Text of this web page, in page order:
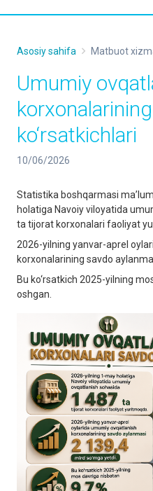
Asosiy sahifa Matbuot
Umumiy
ko‘rsatkichlari
10/06/2026
Statistika boshqarmasi
holatiga Navoiy viloyatida
ta tijorat korxonalari faoliyat
2026-yilning yanvar-aprel
korxonalarining savdo
Bu ko‘rsatkich 2025-yilning
oshgan.